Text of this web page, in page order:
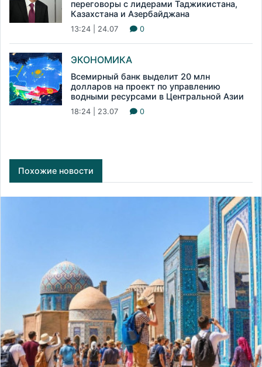
переговоры с лидерами Таджикистана,
Казахстана и Азербайджана
13:24 | 24.07 0
ЭКОНОМИКА
Всемирный банк выделит 20 млн
долларов на проект по управлению
водными ресурсами в Центральной Азии
18:24 | 23.07 0
Похожие новости